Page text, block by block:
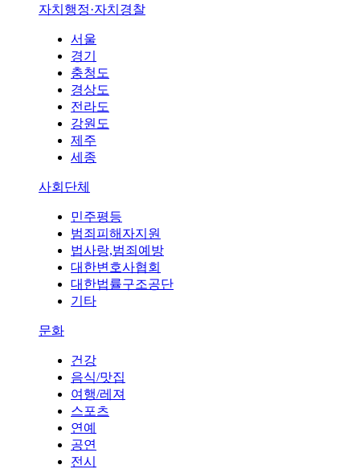
자치행정·자치경찰
서울
경기
충청도
경상도
전라도
강원도
제주
세종
사회단체
민주평등
범죄피해자지원
법사랑,범죄예방
대한변호사협회
대한법률구조공단
기타
문화
건강
음식/맛집
여행/레져
스포츠
연예
공연
전시